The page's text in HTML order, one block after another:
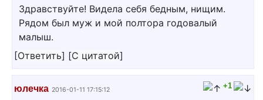
Здравствуйте! Видела себя бедным, нищим.
Рядом был муж и мой полтора годовалый
малыш.
[Ответить] [С цитатой]
юлечка 2016-01-11 17:15:12 +1